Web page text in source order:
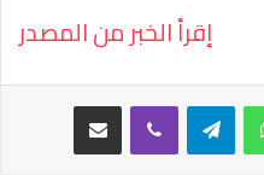
إقرأ الخبر من المصدر
واتساب تيلقرام